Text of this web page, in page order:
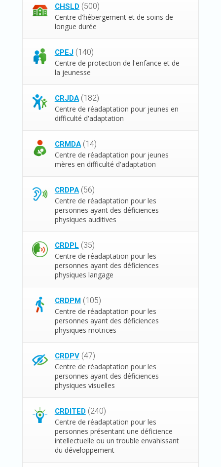
CHSLD (500)
Centre d'hébergement et de soins de
longue durée
CPEJ (140)
Centre de protection de l'enfance et de
la jeunesse
CRJDA (182)
Centre de réadaptation pour jeunes en
difficulté d'adaptation
CRMDA (14)
Centre de réadaptation pour jeunes
mères en difficulté d'adaptation
CRDPA (56)
Centre de réadaptation pour les
personnes ayant des déficiences
physiques auditives
CRDPL (35)
Centre de réadaptation pour les
personnes ayant des déficiences
physiques langage
CRDPM (105)
Centre de réadaptation pour les
personnes ayant des déficiences
physiques motrices
CRDPV (47)
Centre de réadaptation pour les
personnes ayant des déficiences
physiques visuelles
CRDITED (240)
Centre de réadaptation pour les
personnes présentant une déficience
intellectuelle ou un trouble envahissant
du développement